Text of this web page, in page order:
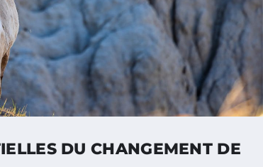
DU CHANGEMENT DE